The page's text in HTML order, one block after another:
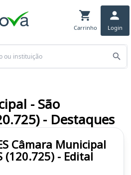
Carrinho Login
Câmara Municipal
(120.725) - Edital
- São
- Destaques